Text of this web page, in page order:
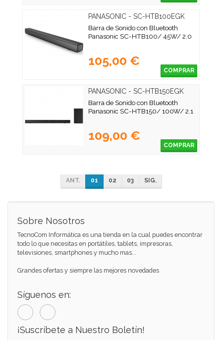
PANASONIC - SC-HTB100EGK
Barra de Sonido con Bluetooth
Panasonic SC-HTB100/ 45W/ 2.0
105,00 €
COMPRAR
PANASONIC - SC-HTB150EGK
Barra de Sonido con Bluetooth
Panasonic SC-HTB150/ 100W/ 2.1
109,00 €
COMPRAR
ANT. 01 02 03 SIG.
Sobre Nosotros
TecnoCom Informática es una tienda en la cual puedes encontrar
todo lo que necesitas en portátiles, tablets, impresoras,
televisiones, smartphones y mucho mas...
Grandes ofertas y siempre las mejores novedades
Síguenos en:
¡Suscríbete a Nuestro Boletín!